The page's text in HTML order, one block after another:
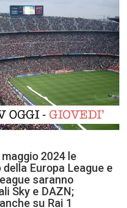
2024 le
Europa League e
saranno
Sky e DAZN;
su Rai 1